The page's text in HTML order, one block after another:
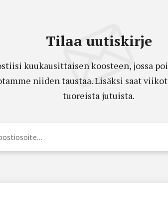
Tilaa uutiskirje
kuukausittaisen koosteen, jossa
niiden taustaa. Lisäksi saat
tuoreista jutuista.